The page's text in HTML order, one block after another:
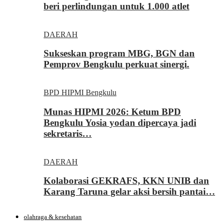
beri perlindungan untuk 1.000 atlet
DAERAH
Sukseskan program MBG, BGN dan
Pemprov Bengkulu perkuat sinergi.
BPD HIPMI Bengkulu
Munas HIPMI 2026: Ketum BPD
Bengkulu Yosia yodan dipercaya jadi
sekretaris…
DAERAH
Kolaborasi GEKRAFS, KKN UNIB dan
Karang Taruna gelar aksi bersih pantai…
olahraga & kesehatan